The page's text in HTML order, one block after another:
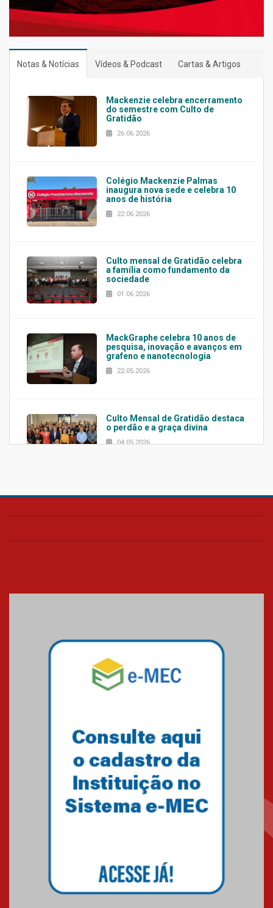
Notas & Notícias Vídeos & Podcast Cartas & Artigos
Mackenzie celebra encerramento
do semestre com Culto de
Gratidão
26.06.2026
Colégio Mackenzie Palmas
inaugura nova sede e celebra 10
anos de história
22.06.2026
Culto mensal de Gratidão celebra
a família como fundamento da
sociedade
01.06.2026
MackGraphe celebra 10 anos de
pesquisa, inovação e avanços em
grafeno e nanotecnologia
22.05.2026
Culto Mensal de Gratidão destaca
o perdão e a graça divina
04.05.2026
Confira como foi o culto mensal
Mackenzie mobiliza campanha
solidária para apoiar famílias em
Minas Gerais
Primeiro culto do ano ressalta o
27.02.2026